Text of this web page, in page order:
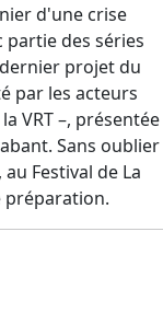
d'une crise
des séries
projet du
par les acteurs
VRT –, présentée
cette année en compétition au Festival Cannes Séries et qui reviendra sur les tueries du Brabant. Sans oublier
Festival de La
préparation.